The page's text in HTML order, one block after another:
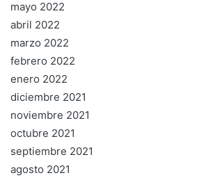
mayo 2022
abril 2022
marzo 2022
febrero 2022
enero 2022
diciembre 2021
noviembre 2021
octubre 2021
septiembre 2021
agosto 2021